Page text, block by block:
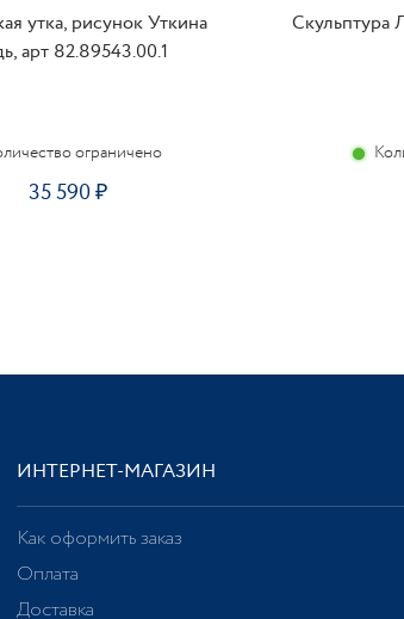
утка, рисунок Уткина
арт 82.89543.00.1
ограничено
35 590
Скульптура
ИНТЕРНЕТ-МАГАЗИН
Как оформить заказ
Оплата
Доставка